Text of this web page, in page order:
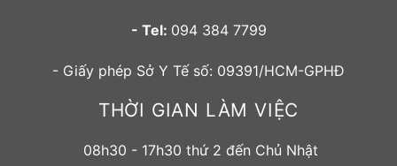
- Tel: 094 384 7799
- Giấy phép Sở Y Tế số: 09391/HCM-GPHĐ
THỜI GIAN LÀM VIỆC
08h30 - 17h30 thứ 2 đến Chủ Nhật